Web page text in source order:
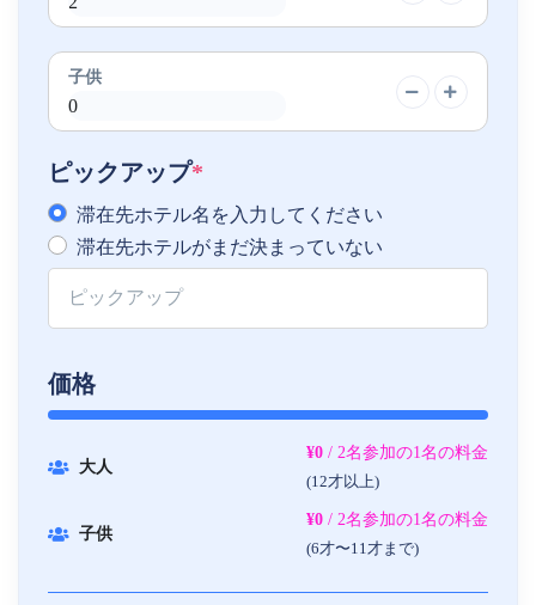
子供
ピックアップ*
滞在先ホテル名を入力してください
滞在先ホテルがまだ決まっていない
価格
大人
¥0 / 2名参加の1名の料金
(12才以上)
子供
¥0 / 2名参加の1名の料金
(6才〜11才まで)